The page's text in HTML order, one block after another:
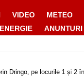
VIDEO METEO
Dringo, pe locurile 1 și 2